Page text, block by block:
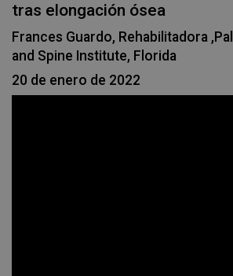
tras elongación ósea
Frances Guardo, Rehabilitadora
and Spine Institute, Florida
20 de enero de 2022